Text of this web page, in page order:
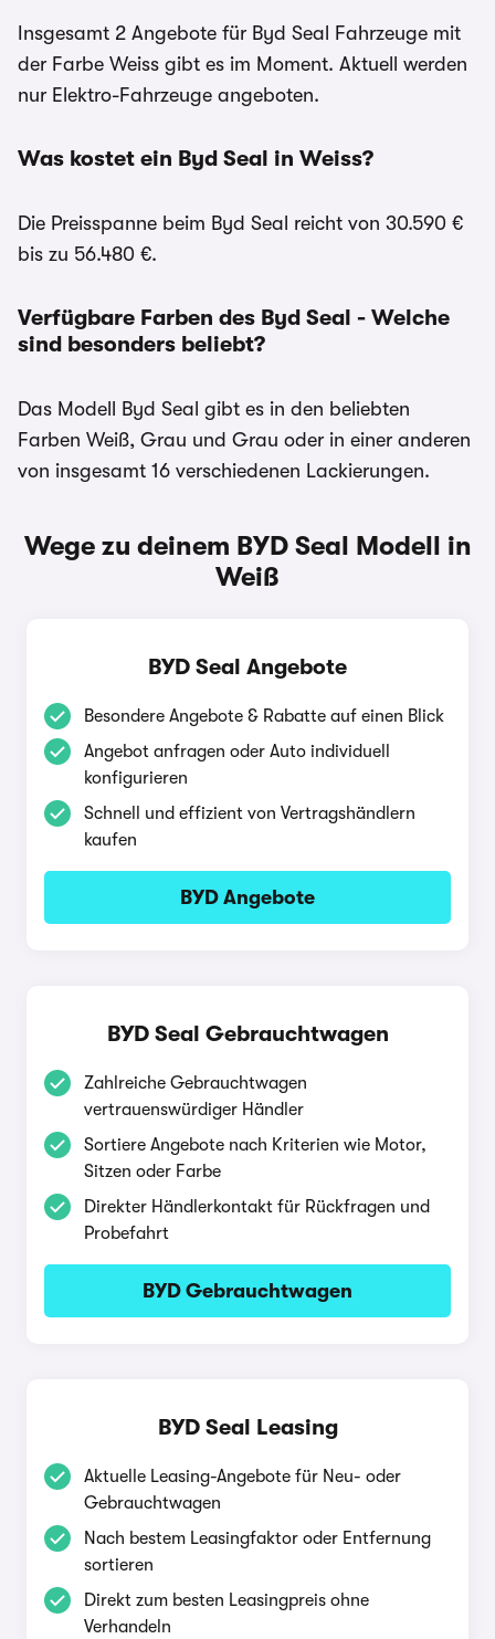
Insgesamt 2 Angebote für Byd Seal Fahrzeuge mit
der Farbe Weiss gibt es im Moment. Aktuell werden
nur Elektro-Fahrzeuge angeboten.
Was kostet ein Byd Seal in Weiss?
Die Preisspanne beim Byd Seal reicht von 30.590 €
bis zu 56.480 €.
Verfügbare Farben des Byd Seal - Welche
sind besonders beliebt?
Das Modell Byd Seal gibt es in den beliebten
Farben Weiß, Grau und Grau oder in einer anderen
von insgesamt 16 verschiedenen Lackierungen.
Wege zu deinem BYD Seal Modell in
Weiß
BYD Seal Angebote
Besondere Angebote & Rabatte auf einen Blick
Angebot anfragen oder Auto individuell
konfigurieren
Schnell und effizient von Vertragshändlern
kaufen
BYD Angebote
BYD Seal Gebrauchtwagen
Zahlreiche Gebrauchtwagen
vertrauenswürdiger Händler
Sortiere Angebote nach Kriterien wie Motor,
Sitzen oder Farbe
Direkter Händlerkontakt für Rückfragen und
Probefahrt
BYD Gebrauchtwagen
BYD Seal Leasing
Aktuelle Leasing-Angebote für Neu- oder
Gebrauchtwagen
Nach bestem Leasingfaktor oder Entfernung
sortieren
Direkt zum besten Leasingpreis ohne
Verhandeln